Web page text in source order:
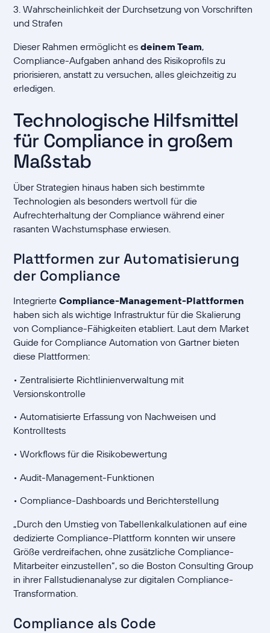
3. Wahrscheinlichkeit der Durchsetzung von Vorschriften
und Strafen
Dieser Rahmen ermöglicht esdeinem Team,
Compliance-Aufgaben anhand des Risikoprofils zu
priorisieren, anstatt zu versuchen, alles gleichzeitig zu
erledigen.
Technologische Hilfsmittel
für Compliance in großem
Maßstab
Über Strategien hinaus haben sich bestimmte
Technologien als besonders wertvoll für die
Aufrechterhaltung der Compliance während einer
rasanten Wachstumsphase erwiesen.
Plattformen zur Automatisierung
der Compliance
IntegrierteCompliance-Management-Plattformen
haben sich als wichtige Infrastruktur für die Skalierung
von Compliance-Fähigkeiten etabliert. Laut dem Market
Guide for Compliance Automation von Gartner bieten
diese Plattformen:
• Zentralisierte Richtlinienverwaltung mit
Versionskontrolle
• Automatisierte Erfassung von Nachweisen und
Kontrolltests
• Workflows für die Risikobewertung
• Audit-Management-Funktionen
• Compliance-Dashboards und Berichterstellung
„Durch den Umstieg von Tabellenkalkulationen auf eine
dedizierte Compliance-Plattform konnten wir unsere
Größe verdreifachen, ohne zusätzliche Compliance-
Mitarbeiter einzustellen“, so die Boston Consulting Group
in ihrer Fallstudienanalyse zur digitalen Compliance-
Transformation.
Compliance als Code